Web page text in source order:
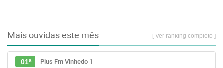
Mais ouvidas este mês [ Ver ranking completo ]
01ª
Plus Fm Vinhedo 1